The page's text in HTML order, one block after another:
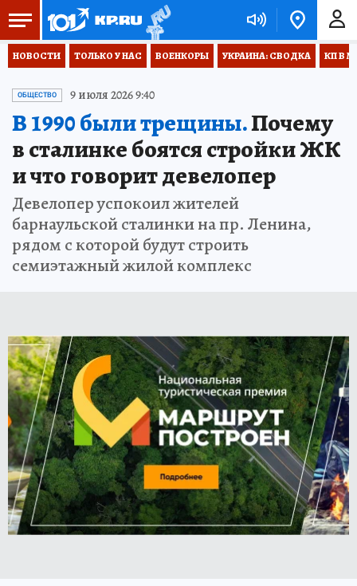
НОВОСТИ ТОЛЬКО У НАС ВОЕНКОРЫ УКРАИНА: СВОДКА КП В
ОБЩЕСТВО 9 июля 2026 9:40
В 1990 были трещины.Почему
в сталинке боятся стройки ЖК
и что говорит девелопер
Девелопер успокоил жителей
барнаульской сталинки на пр. Ленина,
рядом с которой будут строить
семиэтажный жилой комплекс